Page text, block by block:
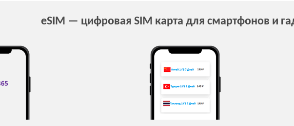
eSIM — цифровая SIM карта для смартфонов и